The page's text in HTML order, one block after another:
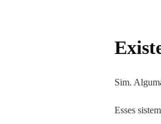
Sim.
Esses